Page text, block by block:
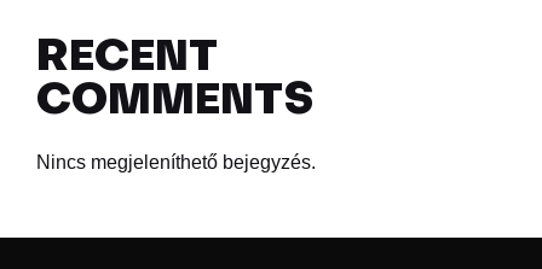
RECENT
COMMENTS
Nincs megjeleníthető bejegyzés.